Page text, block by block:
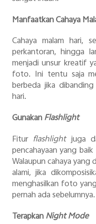
Manfaatkan Cahaya
Cahaya malam hari,
perkantoran, hingga
menjadi unsur kreatif
foto. Ini tentu saja
berbeda jika
hari.
GunakanFlashlight
Fitur flashlightjuga
pencahayaan yang
Walaupun cahaya yang
alami, jika
menghasilkan foto
pernah ada sebelumnya.
TerapkanNight Mode